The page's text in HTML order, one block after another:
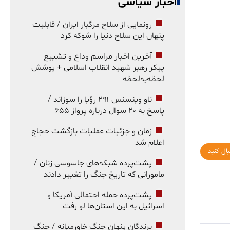
کنید
رونمایی از سلاح مرگبار ایران / قابلیت
پنهان این سلاح دنیا را شوکه کرد
آخرین اخبار مراسم وداع و تشییع
پیکر رهبر شهید انقلاب اسلامی + پوشش
لحظه‌به‌لحظه
ناو وینسنس ۲۹۱ رؤیا را سوزاند /
پاسخ به ۲۰ سوال درباره پرواز ۶۵۵
زمان و جزئیات عملیات بازگشت حجاج
اعلام شد
پشت‌پرده شبکه‌های جاسوسی زنان /
مامورانی که تاریخ جنگ را تغییر دادند
پشت‌پرده حمله احتمالی آمریکا و
اسرائیل به این استان‌ها لو رفت
برندگان پنهان جنگ خاورمیانه / جنگ